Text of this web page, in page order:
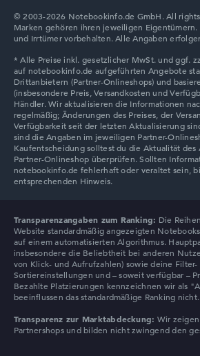
Lenovo V
Lenovo
© 2003-2026 Notebookinfo.de GmbH. All
Marken gehören ihren jeweiligen
und Irrtümer vorbehalten. Alle Angaben
Transparenzangaben zum Ranking: Die
Website standardmäßig angezeigten
auf einem automatisierten Algorithmus.
insbesondere die Beliebtheit bei anderen
von Klick- und Aufrufzahlen) sowie deine Filter-
Sortiereinstellungen und – soweit verfügbar –
Bezahlte Platzierungen kennzeichnen wir als
beeinflussen das standardmäßige Ranking nicht.
Transparenz zur Marktabdeckung: Wir
Partnershops und bilden nicht zwingend den